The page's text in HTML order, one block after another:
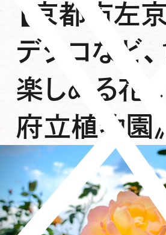
【京都市左
デシコなど
楽しめる花
府立植物園》